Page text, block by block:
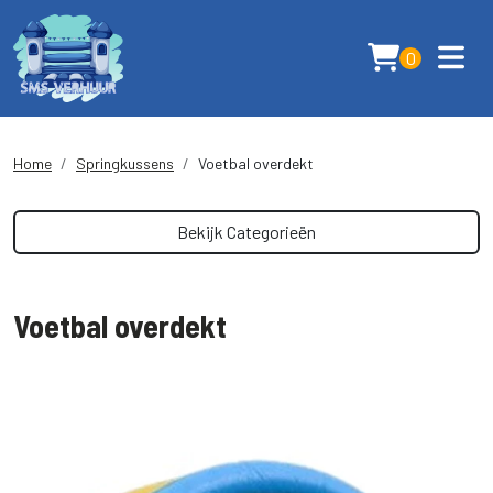
0
Home Springkussens Voetbal overdekt
Bekijk Categorieën
Voetbal overdekt